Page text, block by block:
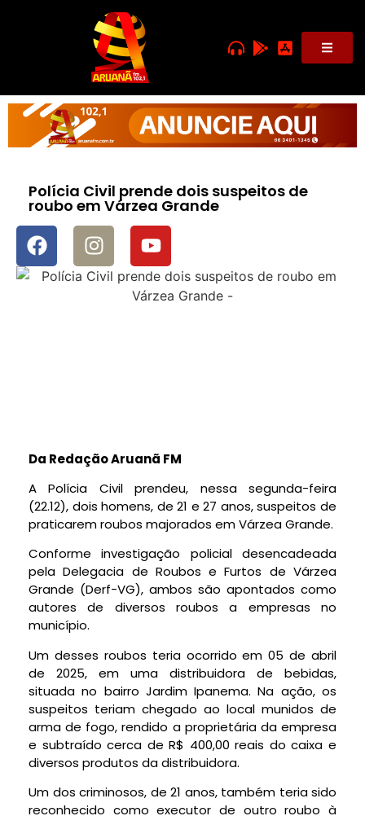
Polícia Civil prende dois suspeitos de
roubo em Várzea Grande
Da Redação Aruanã FM
A Polícia Civil prendeu, nessa segunda-feira
(22.12), dois homens, de 21 e 27 anos, suspeitos de
praticarem roubos majorados em Várzea Grande.
Conforme investigação policial desencadeada
pela Delegacia de Roubos e Furtos de Várzea
Grande (Derf-VG), ambos são apontados como
autores de diversos roubos a empresas no
município.
Um desses roubos teria ocorrido em 05 de abril
de 2025, em uma distribuidora de bebidas,
situada no bairro Jardim Ipanema. Na ação, os
suspeitos teriam chegado ao local munidos de
arma de fogo, rendido a proprietária da empresa
e subtraído cerca de R$ 400,00 reais do caixa e
diversos produtos da distribuidora.
Um dos criminosos, de 21 anos, também teria sido
reconhecido como executor de outro roubo à